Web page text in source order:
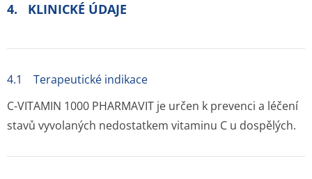
4. KLINICKÉ ÚDAJE
4.1 Terapeutické indikace
C-VITAMIN 1000 PHARMAVIT je určen k prevenci a léčení
stavů vyvolaných nedostatkem vitaminu C u dospělých.